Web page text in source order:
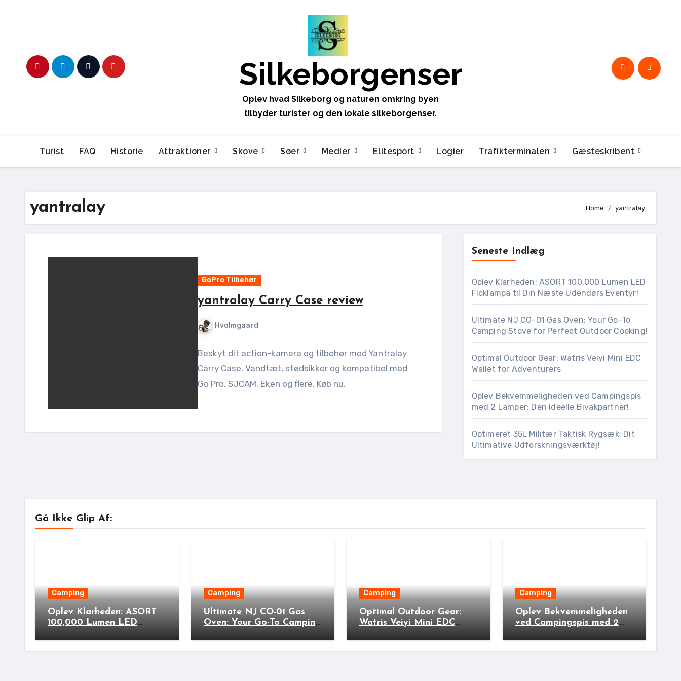
Silkeborgenser
Oplev hvad Silkeborg og naturen omkring byen
tilbyder turister og den lokale silkeborgenser.
Turist FAQ Historie Attraktioner Skove Søer Medier Elitesport Logier Trafikterminalen Gæsteskribent
yantralay Home yantralay
GoPro Tilbehør
yantralay Carry Case review
Hvolmgaard
Beskyt dit action-kamera og tilbehør med Yantralay
Carry Case. Vandtæt, stødsikker og kompatibel med
Go Pro, SJCAM, Eken og flere. Køb nu.
Seneste Indlæg
Oplev Klarheden: ASORT 100,000 Lumen LED
Ficklampa til Din Næste Udendørs Eventyr!
Ultimate NJ CO-01 Gas Oven: Your Go-To
Camping Stove for Perfect Outdoor Cooking!
Optimal Outdoor Gear: Watris Veiyi Mini EDC
Wallet for Adventurers
Oplev Bekvemmeligheden ved Campingspis
med 2 Lamper: Den Ideelle Bivakpartner!
Optimeret 35L Militær Taktisk Rygsæk: Dit
Ultimative Udforskningsværktøj!
Gå Ikke Glip Af:
Camping
Oplev Klarheden: ASORT
100,000 Lumen LED
Udendørs Eventyr!
Camping
Ultimate NJ CO-01 Gas
Oven: Your Go-To Camping
Cooking!
Camping
Optimal Outdoor Gear:
Watris Veiyi Mini EDC
Camping
Oplev Bekvemmeligheden
ved Campingspis med 2
Bivakpartner!